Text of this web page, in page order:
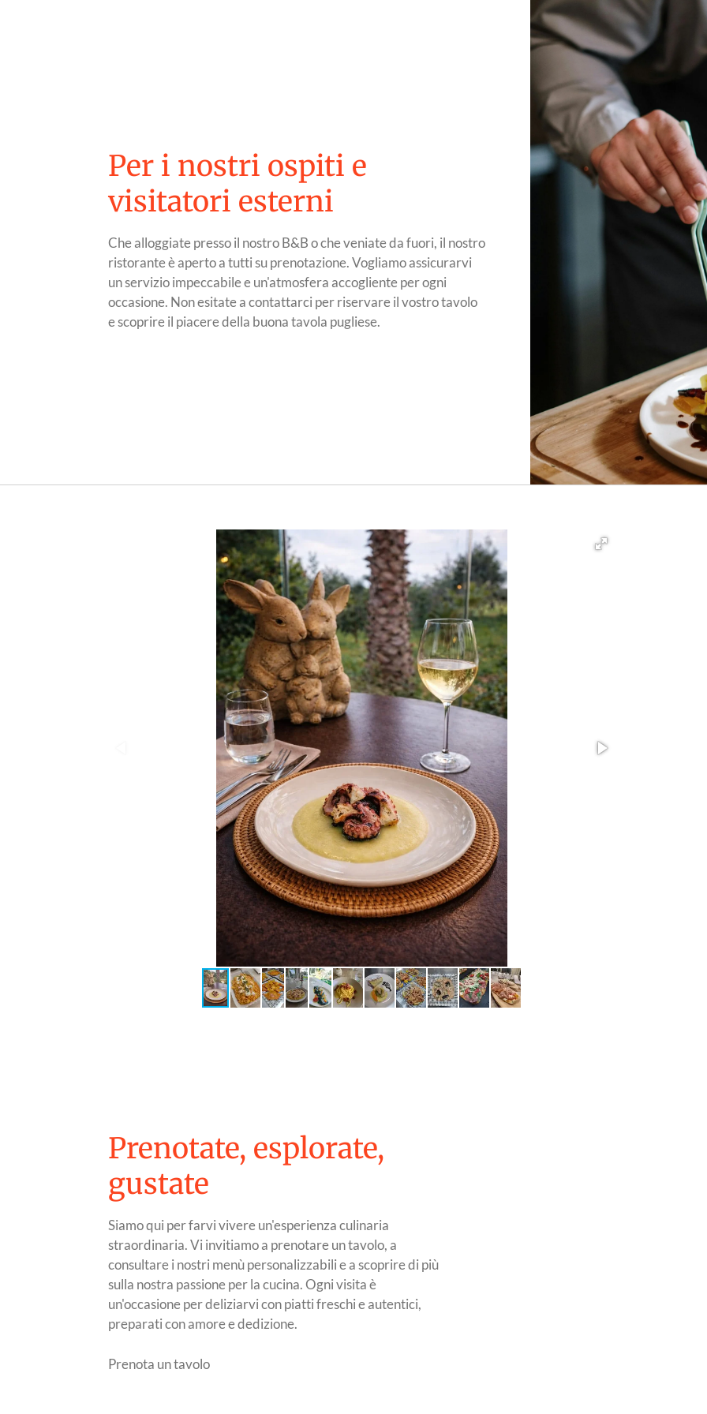
Per i nostri ospiti e
visitatori esterni
Che alloggiate presso il nostro B&B o che veniate da fuori, il nostro
ristorante è aperto a tutti su prenotazione. Vogliamo assicurarvi
un servizio impeccabile e un'atmosfera accogliente per ogni
occasione. Non esitate a contattarci per riservare il vostro tavolo
e scoprire il piacere della buona tavola pugliese.
Prenotate, esplorate,
gustate
Siamo qui per farvi vivere un'esperienza culinaria
straordinaria. Vi invitiamo a prenotare un tavolo, a
consultare i nostri menù personalizzabili e a scoprire di più
sulla nostra passione per la cucina. Ogni visita è
un'occasione per deliziarvi con piatti freschi e autentici,
preparati con amore e dedizione.
Prenota un tavolo